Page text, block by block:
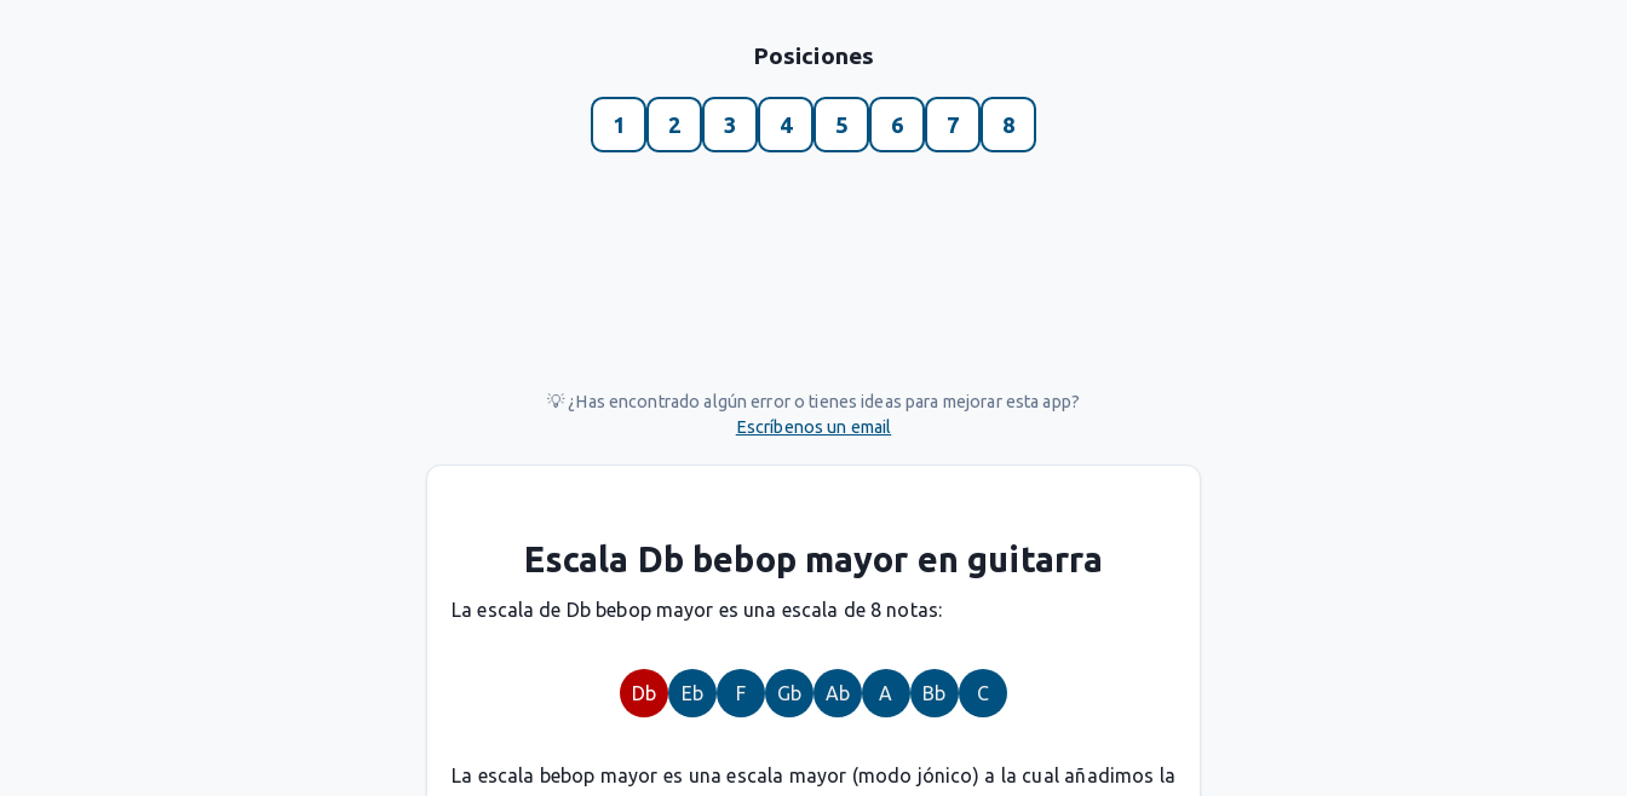
Posiciones
1 2 3 4 5 6 7 8
💡 ¿Has encontrado algún error o tienes ideas para mejorar esta app?
Escríbenos un email
Escala Db bebop mayor en guitarra
La escala de Db bebop mayor es una escala de 8 notas:
Db Eb F Gb Ab A Bb C
La escala bebop mayor es una escala mayor (modo jónico) a la cual añadimos la